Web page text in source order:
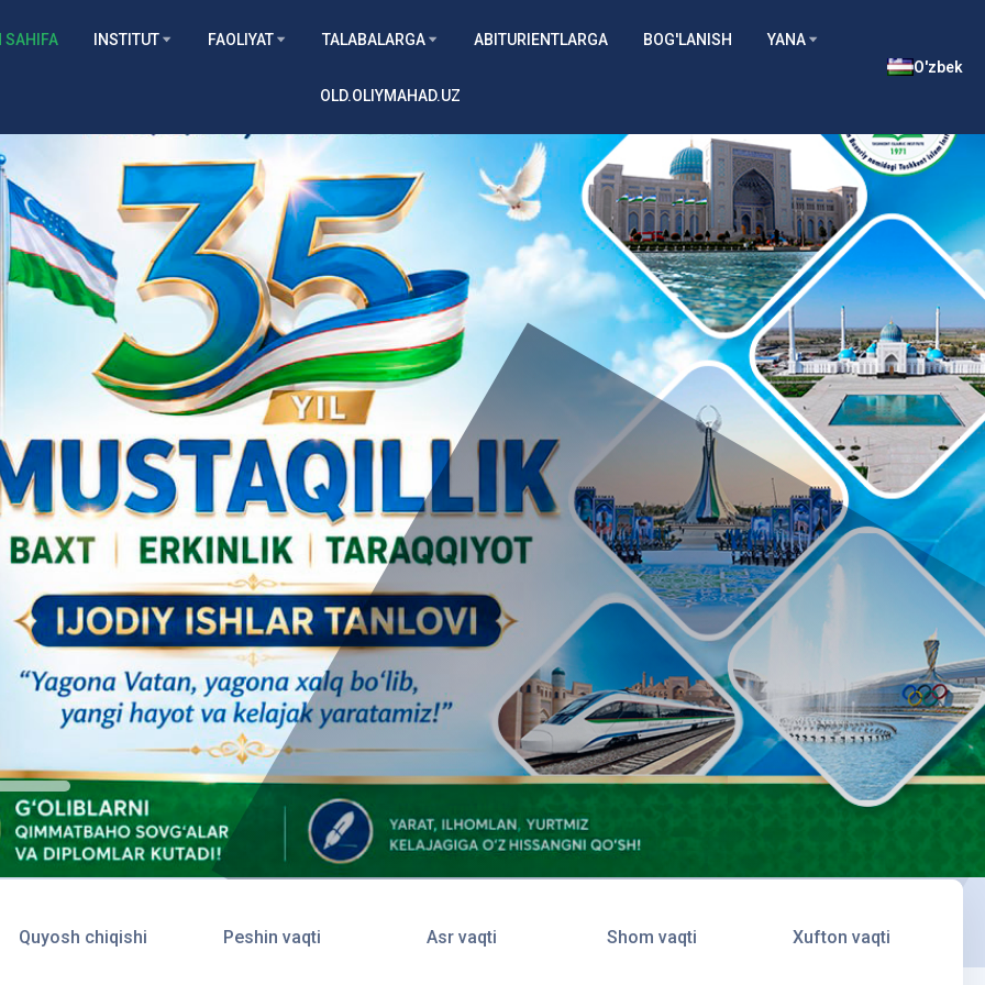
SAHIFA INSTITUT FAOLIYAT TALABALARGA ABITURIENTLARGA BOG'LANISH YANA
OLD.OLIYMAHAD.UZ
O'zbek
Quyosh chiqishi Peshin vaqti Asr vaqti Shom vaqti Xufton vaqti